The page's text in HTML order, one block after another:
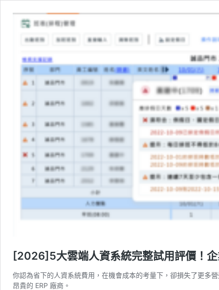
[2026]5大雲端人資系統完整試用評價！
你認為省下的人資系統費用，在機會成本的考量下，卻損失了更多
昂貴的 ERP 廠商。